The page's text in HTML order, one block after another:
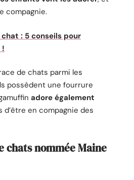
compagnie.
: 5 conseils pour
!
de chats parmi les
possèdent une fourrure
adore également
d’être en compagnie des
chats nommée Maine